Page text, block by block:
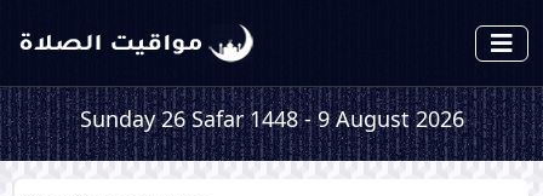
Sunday 26 Safar 1448 - 9 August 2026